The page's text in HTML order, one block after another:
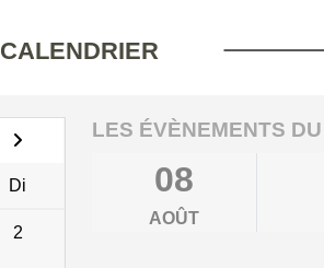
CALENDRIER
Di
2
LES ÉVÈNEMENTS
08
AOÛT